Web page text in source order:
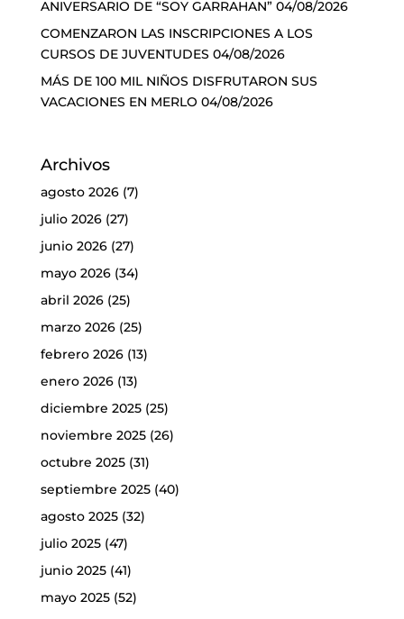
ANIVERSARIO DE “SOY GARRAHAN” 04/08/2026
COMENZARON LAS INSCRIPCIONES A LOS
CURSOS DE JUVENTUDES 04/08/2026
MÁS DE 100 MIL NIÑOS DISFRUTARON SUS
VACACIONES EN MERLO 04/08/2026
Archivos
agosto 2026(7)
julio 2026(27)
junio 2026(27)
mayo 2026(34)
abril 2026(25)
marzo 2026(25)
febrero 2026(13)
enero 2026(13)
diciembre 2025(25)
noviembre 2025(26)
octubre 2025(31)
septiembre 2025(40)
agosto 2025(32)
julio 2025(47)
junio 2025(41)
mayo 2025(52)